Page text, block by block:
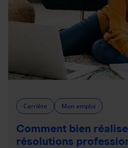
Carrière Mon emploi
Comment bien
résolutions